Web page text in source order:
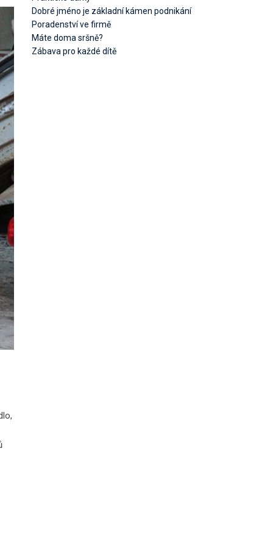
Dobré jméno je základní kámen podnikání
Poradenství ve firmě
Máte doma sršně?
Zábava pro každé dítě